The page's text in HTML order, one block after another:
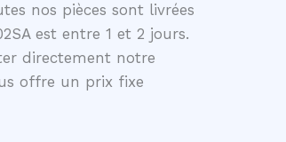
nos pièces sont livrées
est entre 1 et 2 jours.
directement notre
offre un prix fixe